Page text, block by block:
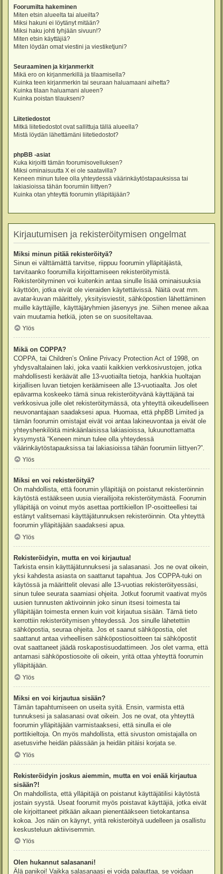
Foorumilta hakeminen
Miten etsin alueelta tai alueilta?
Miksi hakuni ei löytänyt mitään?
Miksi haku johti tyhjään sivuun!?
Miten etsin käyttäjiä?
Miten löydän omat viestini ja viestiketjuni?
Seuraaminen ja kirjanmerkit
Mikä ero on kirjanmerkillä ja tilaamisella?
Kuinka teen kirjanmerkin tai seuraan haluamaani aihetta?
Kuinka tilaan haluamani alueen?
Kuinka poistan tilaukseni?
Liitetiedostot
Mitkä liitetiedostot ovat sallittuja tällä alueella?
Mistä löydän lähettämäni liitetiedostot?
phpBB -asiat
Kuka kirjoitti tämän foorumisovelluksen?
Miksi ominaisuutta X ei ole saatavilla?
Keneen minun tulee olla yhteydessä väärinkäytöstapauksissa tai
lakiasioissa tähän foorumiin liittyen?
Kuinka otan yhteyttä foorumin ylläpitäjään?
Kirjautumisen ja rekisteröitymisen ongelmat
Miksi minun pitää rekisteröityä?
Sinun ei välttämättä tarvitse, riippuu foorumin ylläpitäjästä,
tarvitaanko foorumilla kirjoittamiseen rekisteröitymistä.
Rekisteröityminen voi kuitenkin antaa sinulle lisää ominaisuuksia
käyttöön, jotka eivät ole vieraiden käytettävissä. Näitä ovat mm.
avatar-kuvan määrittely, yksityisviestit, sähköpostien lähettäminen
muille käyttäjille, käyttäjäryhmien jäsenyys jne. Siihen menee aikaa
vain muutamia hetkiä, joten se on suositeltavaa.
Ylös
Mikä on COPPA?
COPPA, tai Children’s Online Privacy Protection Act of 1998, on
yhdysvaltalainen laki, joka vaatii kaikkien verkkosivustojen, jotka
mahdollisesti keräävät alle 13-vuotiailta tietoja, hankkia huoltajan
kirjallisen luvan tietojen keräämiseen alle 13-vuotiaalta. Jos olet
epävarma koskeeko tämä sinua rekisteröityvänä käyttäjänä tai
verkkosivua jolle olet rekisteröitymässä, ota yhteyttä oikeudelliseen
neuvonantajaan saadaksesi apua. Huomaa, että phpBB Limited ja
tämän foorumin omistajat eivät voi antaa lakineuvontaa ja eivät ole
yhteyshenkilöitä minkäänlaisissa lakiasioissa, lukuunottamatta
kysymystä “Keneen minun tulee olla yhteydessä
väärinkäytöstapauksissa tai lakiasioissa tähän foorumiin liittyen?”.
Ylös
Miksi en voi rekisteröityä?
On mahdollista, että foorumin ylläpitäjä on poistanut rekisteröinnin
käytöstä estääkseen uusia vierailijoita rekisteröitymästä. Foorumin
ylläpitäjä on voinut myös asettaa porttikiellon IP-osoitteellesi tai
estänyt valitsemasi käyttäjätunnuksen rekisteröinnin. Ota yhteyttä
foorumin ylläpitäjään saadaksesi apua.
Ylös
Rekisteröidyin, mutta en voi kirjautua!
Tarkista ensin käyttäjätunnuksesi ja salasanasi. Jos ne ovat oikein,
yksi kahdesta asiasta on saattanut tapahtua. Jos COPPA-tuki on
käytössä ja määrittelit olevasi alle 13-vuotias rekisteröityessäsi,
sinun tulee seurata saamiasi ohjeita. Jotkut foorumit vaativat myös
uusien tunnusten aktivoinnin joko sinun itsesi toimesta tai
ylläpitäjän toimesta ennen kuin voit kirjautua sisään. Tämä tieto
kerrottiin rekisteröitymisen yhteydessä. Jos sinulle lähetettiin
sähköpostia, seuraa ohjeita. Jos et saanut sähköpostia, olet
saattanut antaa virheellisen sähköpostiosoitteen tai sähköpostit
ovat saattaneet jäädä roskapostisuodattimeen. Jos olet varma, että
antamasi sähköpostiosoite oli oikein, yritä ottaa yhteyttä foorumin
ylläpitäjään.
Ylös
Miksi en voi kirjautua sisään?
Tämän tapahtumiseen on useita syitä. Ensin, varmista että
tunnuksesi ja salasanasi ovat oikein. Jos ne ovat, ota yhteyttä
foorumin ylläpitäjään varmistaaksesi, että sinulla ei ole
porttikieltoja. On myös mahdollista, että sivuston omistajalla on
asetusvirhe heidän päässään ja heidän pitäisi korjata se.
Ylös
Rekisteröidyin joskus aiemmin, mutta en voi enää kirjautua
sisään?!
On mahdollista, että ylläpitäjä on poistanut käyttäjätilisi käytöstä
jostain syystä. Useat foorumit myös poistavat käyttäjiä, jotka eivät
ole kirjoittaneet pitkään aikaan pienentääkseen tietokantansa
kokoa. Jos näin on käynyt, yritä rekisteröityä uudelleen ja osallistu
keskusteluun aktiivisemmin.
Ylös
Olen hukannut salasanani!
Älä panikoi! Vaikka salasanaasi ei voida palauttaa, se voidaan